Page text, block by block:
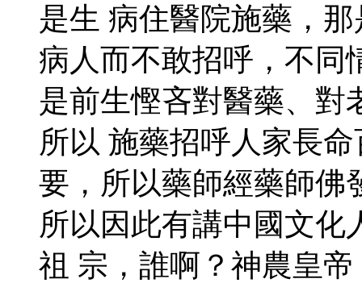
是生 病住醫院施藥，
病人而不敢招呼，不同
是前生慳吝對醫藥、對
所以 施藥招呼人家長
要，所以藥師經藥師佛
所以因此有講中國文化
祖 宗，誰啊？神農皇